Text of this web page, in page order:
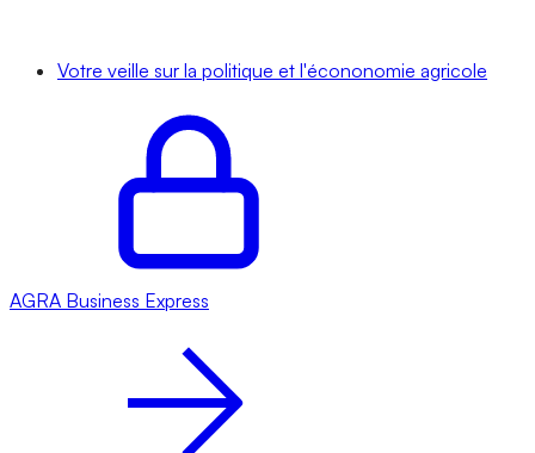
Votre veille sur la politique et l'écononomie agricole
AGRA Business Express